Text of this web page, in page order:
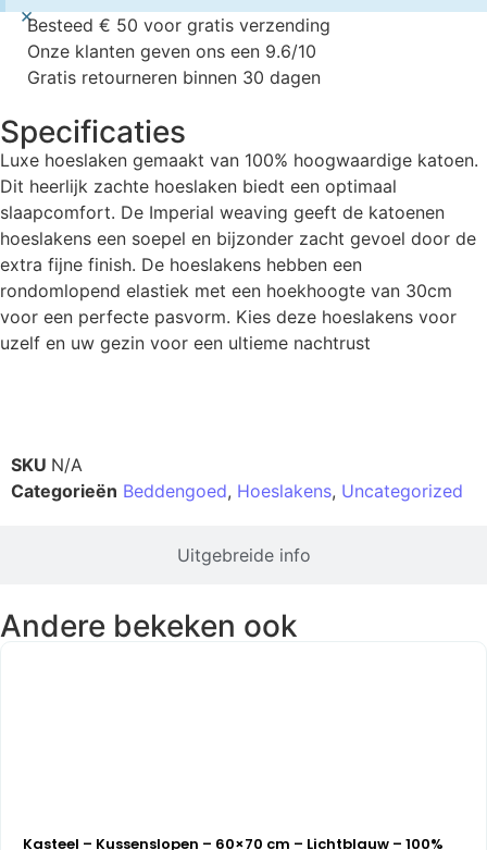
×Besteed € 50 voor gratis verzending
Onze klanten geven ons een 9.6/10
Gratis retourneren binnen 30 dagen
Specificaties
Luxe hoeslaken gemaakt van 100% hoogwaardige katoen.
Dit heerlijk zachte hoeslaken biedt een optimaal
slaapcomfort. De Imperial weaving geeft de katoenen
hoeslakens een soepel en bijzonder zacht gevoel door de
extra fijne finish. De hoeslakens hebben een
rondomlopend elastiek met een hoekhoogte van 30cm
voor een perfecte pasvorm. Kies deze hoeslakens voor
uzelf en uw gezin voor een ultieme nachtrust
Uitgebreide info
SKU N/A
Categorieën Beddengoed, Hoeslakens, Uncategorized
Andere bekeken ook
Kasteel – Kussenslopen – 60×70 cm – Lichtblauw – 100%